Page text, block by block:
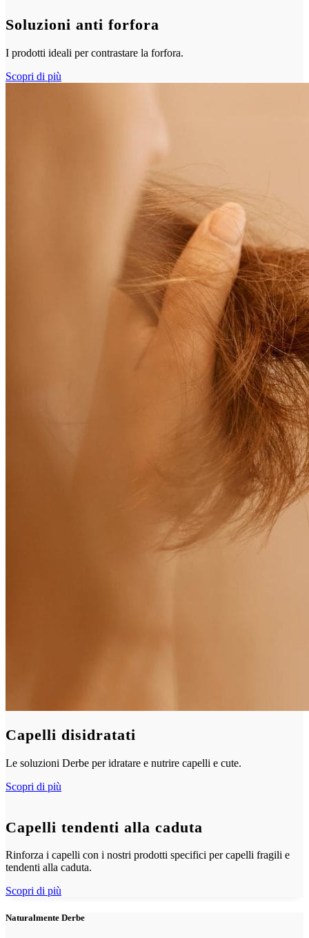
Soluzioni anti forfora
I prodotti ideali per contrastare la forfora.
Scopri di più
Capelli disidratati
Le soluzioni Derbe per idratare e nutrire capelli e cute.
Scopri di più
Capelli tendenti alla caduta
Rinforza i capelli con i nostri prodotti specifici per capelli fragili e
tendenti alla caduta.
Scopri di più
Naturalmente Derbe